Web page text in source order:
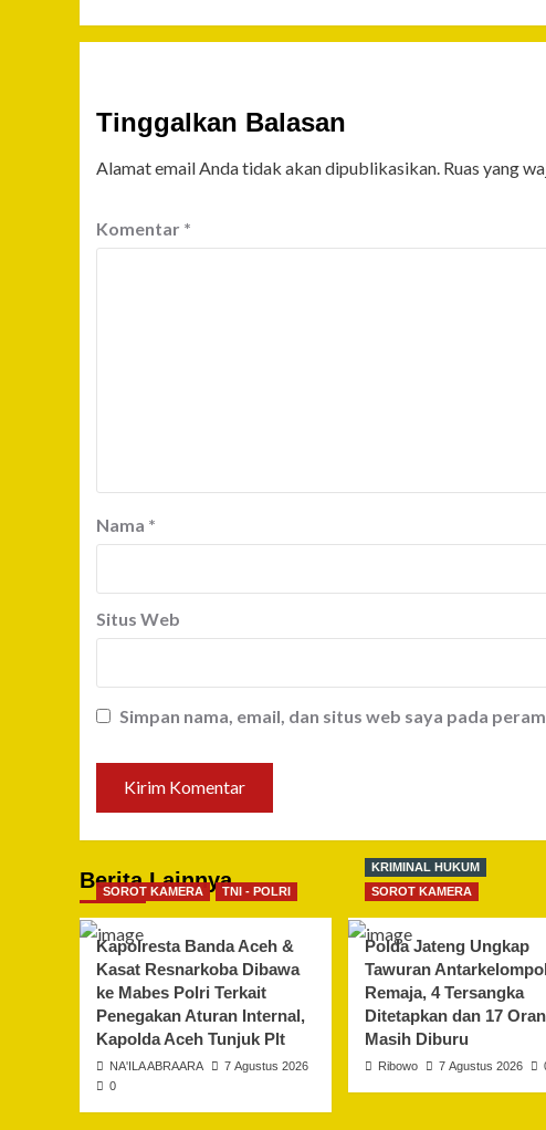
Tinggalkan Balasan
Alamat email Anda tidak akan dipublikasikan. Ruas yang
Komentar *
Nama *
Situs Web
Simpan nama, email, dan situs web saya pada
Berita Lainnya
SOROT KAMERA TNI - POLRI
Kapolresta Banda Aceh &
Kasat Resnarkoba Dibawa
ke Mabes Polri Terkait
Penegakan Aturan Internal,
Kapolda Aceh Tunjuk Plt
NA'ILA ABRAARA
7 Agustus 2026
0
KRIMINAL HUKUM
SOROT KAMERA
Polda Jateng Ungkap
Tawuran
Remaja, 4 Tersangka
Ditetapkan dan 17
Masih Diburu
Ribowo 7 Agustus 2026